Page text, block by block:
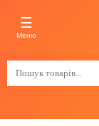
☰
Меню